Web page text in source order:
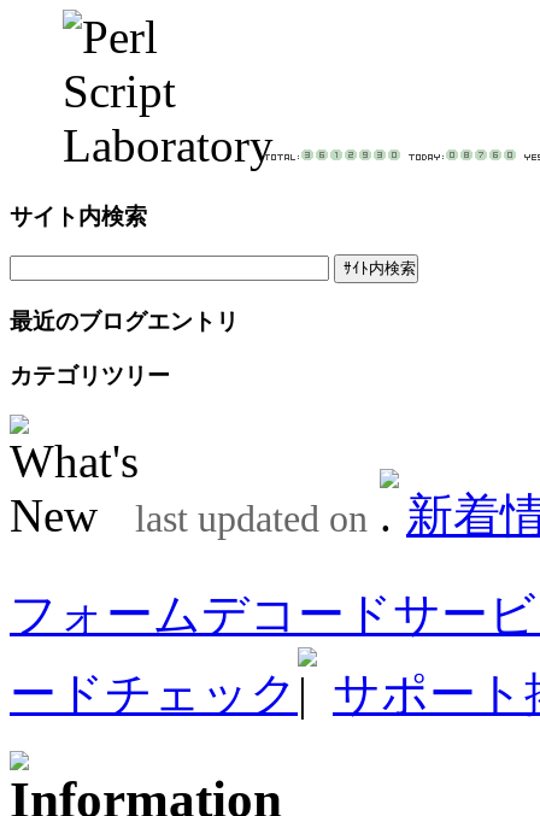
サイト内検索
最近のブログエントリ
カテゴリツリー
last updated on
新着
フォームデコードサー
ードチェック
サポート